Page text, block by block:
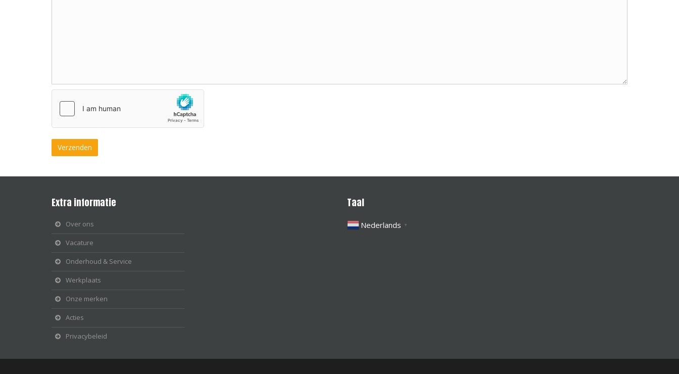
Extra informatie
Over ons
Vacature
Onderhoud & Service
Werkplaats
Onze merken
Acties
Privacybeleid
Taal
Nederlands ▼